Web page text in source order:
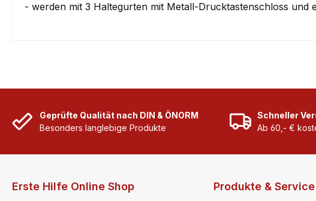
- werden mit 3 Haltegurten mit Metall-Drucktastenschloss
Geprüfte Qualität nach DIN & ÖNORM
Besonders langlebige Produkte
Schneller
Ab 60,- €
Erste Hilfe Online Shop Produkte & Service